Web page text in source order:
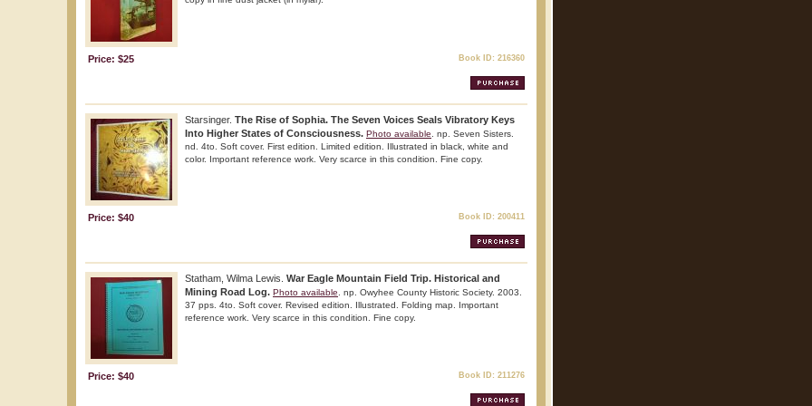
Price: $25 Book ID: 216360
Starsinger. The Rise of Sophia. The Seven Voices Seals Vibratory Keys
Into Higher States of Consciousness. Photo available . np. Seven Sisters.
nd. 4to. Soft cover. First edition. Limited edition. Illustrated in black, white and
color. Important reference work. Very scarce in this condition. Fine copy.
Price: $40 Book ID: 200411
Statham, Wilma Lewis. War Eagle Mountain Field Trip. Historical and
Mining Road Log. Photo available . np. Owyhee County Historic Society. 2003.
37 pps. 4to. Soft cover. Revised edition. Illustrated. Folding map. Important
reference work. Very scarce in this condition. Fine copy.
Price: $40 Book ID: 211276